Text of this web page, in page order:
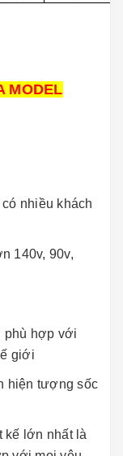
MODEL
nhiều khách
140v, 90v,
phù hợp với
giới
hiện tượng sốc
kế lớn nhất là